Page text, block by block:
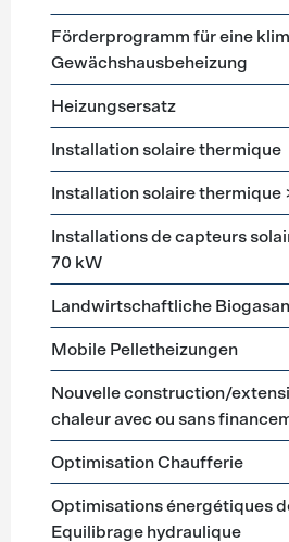
Förderprogramm für eine
Gewächshausbeheizung
Heizungsersatz
Installation solaire thermique
Installation solaire thermique
Installations de capteurs
70 kW
Landwirtschaftliche
Mobile Pelletheizungen
Nouvelle construction/
chaleur avec ou sans
Optimisation Chaufferie
Optimisations énergétiques
Equilibrage hydraulique